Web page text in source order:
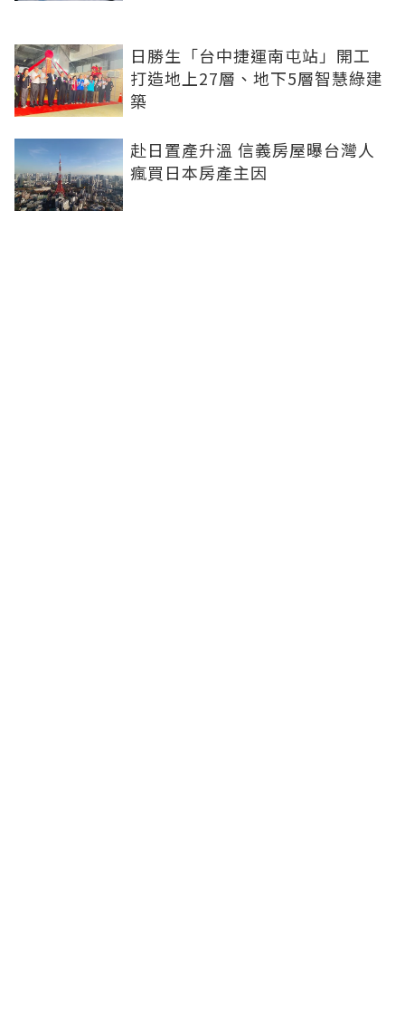
日勝生「台中捷運南屯站」開工
打造地上27層、地下5層智慧綠建
築
赴日置產升溫 信義房屋曝台灣人
瘋買日本房產主因